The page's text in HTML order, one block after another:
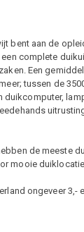
bent aan de
complete
Een
tussen de
de meeste
mooie
ongeveer